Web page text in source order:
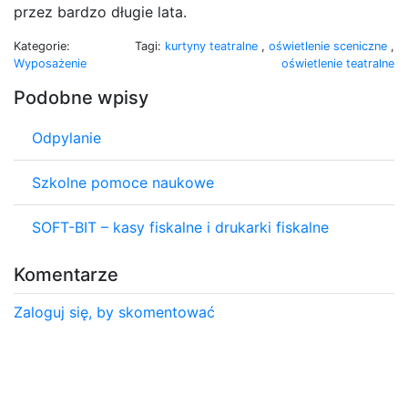
przez bardzo długie lata.
Kategorie:
Wyposażenie
Tagi: kurtyny teatralne , oświetlenie sceniczne ,
oświetlenie teatralne
Podobne wpisy
Odpylanie
Szkolne pomoce naukowe
SOFT-BIT – kasy fiskalne i drukarki fiskalne
Komentarze
Zaloguj się, by skomentować